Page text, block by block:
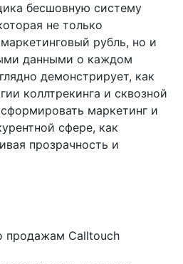
бесшовную систему
не только
рубль, но и
данными о каждом
демонстрирует, как
коллтрекинга и сквозной
маркетинг и
сфере, как
прозрачность и
продажам Calltouch